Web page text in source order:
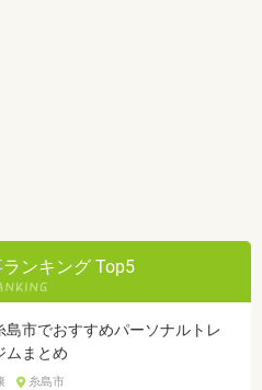
ンキング Top5
島市でおすすめパーソナルトレ
ムまとめ
糸島市